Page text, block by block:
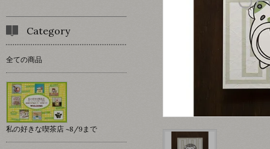
Category
全ての商品
私の好きな喫茶店 ~8/9まで